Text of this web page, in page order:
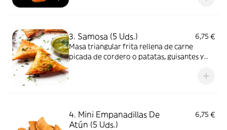
3. Samosa (5 Uds.)
6,75 €
Masa triangular frita rellena de carne
picada de cordero o patatas, guisantes y
4. Mini Empanadillas De
Atún (5 Uds.)
6,75 €